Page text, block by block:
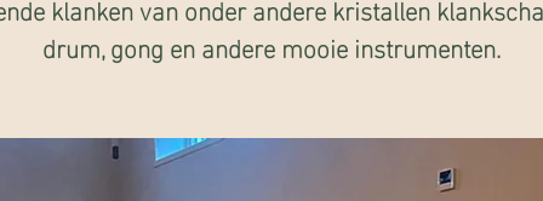
drum, gong en andere mooie instrumenten.